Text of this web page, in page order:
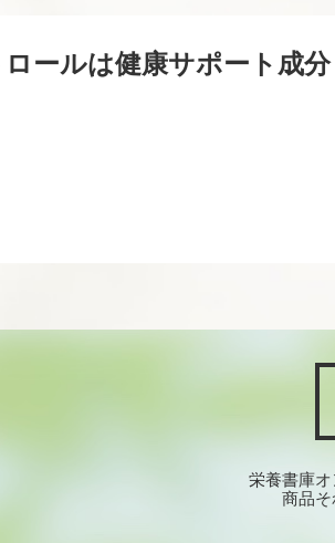
ールは健康サポート成分
栄養書庫オ
商品そ